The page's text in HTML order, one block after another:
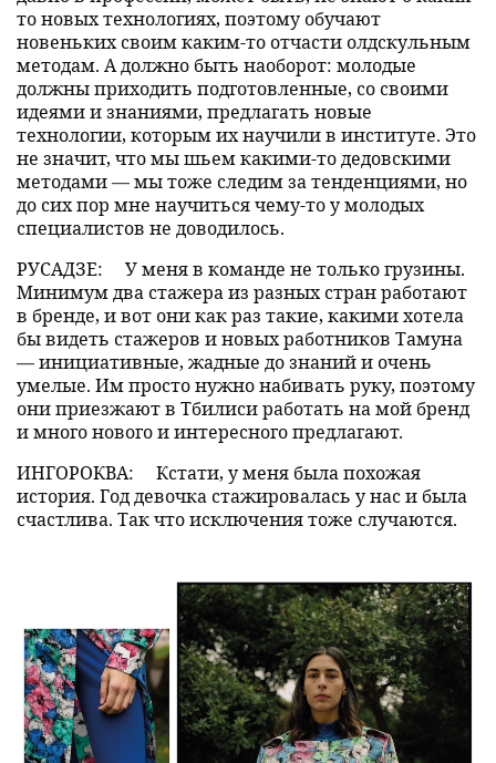
то новых технологиях, поэтому обучают
новеньких своим каким-то отчасти олдскульным
методам. А должно быть наоборот: молодые
должны приходить подготовленные, со своими
идеями и знаниями, предлагать новые
технологии, которым их научили в институте. Это
не значит, что мы шьем какими-то дедовскими
методами — мы тоже следим за тенденциями, но
до сих пор мне научиться чему-то у молодых
специалистов не доводилось.
РУСАДЗЕ:
У меня в команде не только грузины.
Минимум два стажера из разных стран работают
в бренде, и вот они как раз такие, какими хотела
бы видеть стажеров и новых работников Тамуна
— инициативные, жадные до знаний и очень
умелые. Им просто нужно набивать руку, поэтому
они приезжают в Тбилиси работать на мой бренд
и много нового и интересного предлагают.
ИНГОРОКВА:
Кстати, у меня была похожая
история. Год девочка стажировалась у нас и была
счастлива. Так что исключения тоже случаются.